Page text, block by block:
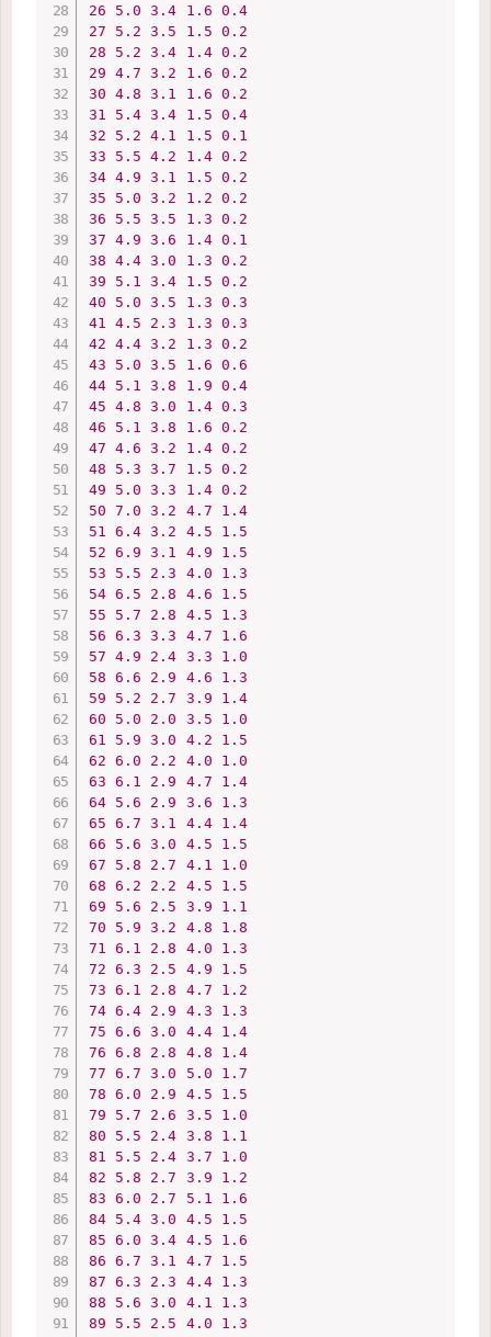
26
5.0 3.4 1.6
0.4
27
5.2 3.5 1.5
0.2
28
5.2 3.4 1.4 0.2
29 4.7 3.2 1.6
0.2
30 4.8 3.1 1.6
0.2
31
5.4 3.4 1.5
0.4
32
5.2 4.1 1.5
0.1
33
5.5 4.2 1.4 0.2
34 4.9 3.1 1.5
0.2
35
5.0 3.2 1.2
0.2
36
5.5 3.5 1.3
0.2
37 4.9 3.6 1.4 0.1
38 4.4 3.0 1.3
0.2
39
5.1 3.4 1.5
0.2
40
5.0 3.5 1.3
0.3
41
4.5 2.3 1.3
0.3
42 4.4 3.2 1.3
0.2
43
5.0 3.5 1.6
0.6
44
5.1 3.8 1.9
0.4
45 4.8 3.0 1.4 0.3
46
5.1 3.8 1.6
0.2
47 4.6 3.2 1.4 0.2
48
5.3 3.7 1.5
0.2
49
5.0 3.3 1.4 0.2
50 7.0 3.2 4.7
1.4
51
6.4 3.2 4.5
1.5
52 6.9 3.1 4.9
1.5
53
5.5 2.3 4.0
1.3
54 6.5 2.8 4.6
1.5
55
5.7 2.8 4.5
1.3
56 6.3 3.3 4.7
1.6
57 4.9 2.4 3.3
1.0
58 6.6 2.9 4.6
1.3
59
5.2 2.7 3.9
1.4
60
5.0 2.0 3.5
1.0
61
5.9 3.0 4.2
1.5
62 6.0 2.2 4.0
1.0
63 6.1 2.9 4.7
1.4
64
5.6 2.9 3.6
1.3
65 6.7 3.1 4.4
1.4
66
5.6 3.0 4.5
1.5
67
5.8 2.7 4.1
1.0
68 6.2 2.2 4.5
1.5
69
5.6 2.5 3.9
1.1
70
5.9 3.2 4.8
1.8
71
6.1 2.8 4.0
1.3
72 6.3 2.5 4.9
1.5
73 6.1 2.8 4.7
1.2
74 6.4 2.9 4.3
1.3
75 6.6 3.0 4.4
1.4
76 6.8 2.8 4.8
1.4
77 6.7 3.0 5.0
1.7
78 6.0 2.9 4.5
1.5
79
5.7 2.6 3.5
1.0
80
5.5 2.4 3.8
1.1
81
5.5 2.4 3.7
1.0
82
5.8 2.7 3.9
1.2
83 6.0 2.7 5.1
1.6
84
5.4 3.0 4.5
1.5
85 6.0 3.4 4.5
1.6
86 6.7 3.1 4.7
1.5
87 6.3 2.3 4.4
1.3
88
5.6 3.0 4.1
1.3
89
5.5 2.5 4.0
1.3